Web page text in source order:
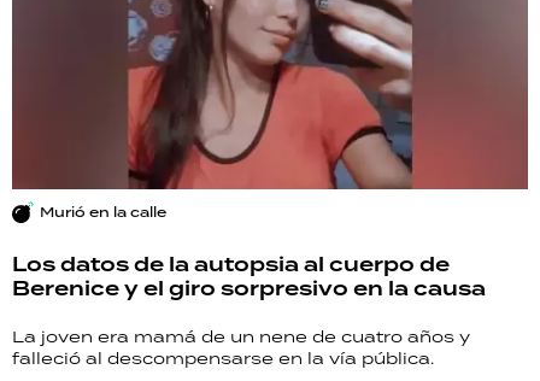
Murió en la calle
Los datos de la autopsia al cuerpo de
Berenice y el giro sorpresivo en la causa
La joven era mamá de un nene de cuatro años y
falleció al descompensarse en la vía pública.